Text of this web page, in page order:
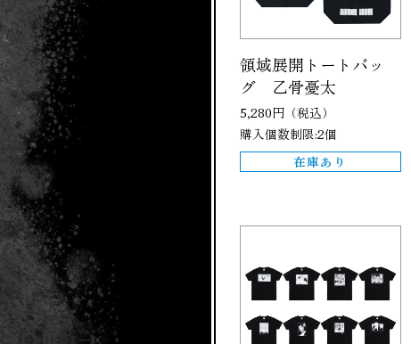
領域展開トートバッ
グ 乙骨憂太
5,280円（税込）
購入個数制限:2個
在庫あり